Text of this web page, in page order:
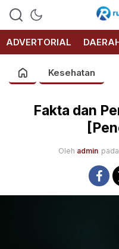
ADVERTORIAL
Kesehatan
Fakta dan
Oleh admin